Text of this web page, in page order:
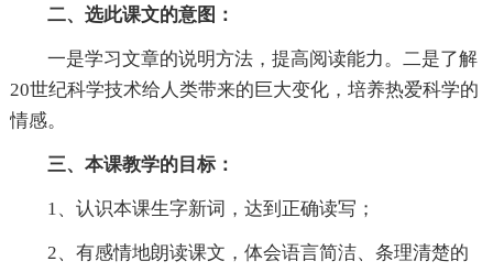
二、选此课文的意图：
一是学习文章的说明方法，提高阅读能力。二是了解
20世纪科学技术给人类带来的巨大变化，培养热爱科学的
情感。
三、本课教学的目标：
1、认识本课生字新词，达到正确读写；
2、有感情地朗读课文，体会语言简洁、条理清楚的